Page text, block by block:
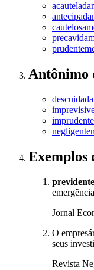
Antônimo
Exemplos
Jornal
O
seus
Revista